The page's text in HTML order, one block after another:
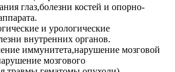
глаз,болезни костей и опорно-
и урологические
внутренних органов.
иммунитета,нарушение мозговой
мозгового